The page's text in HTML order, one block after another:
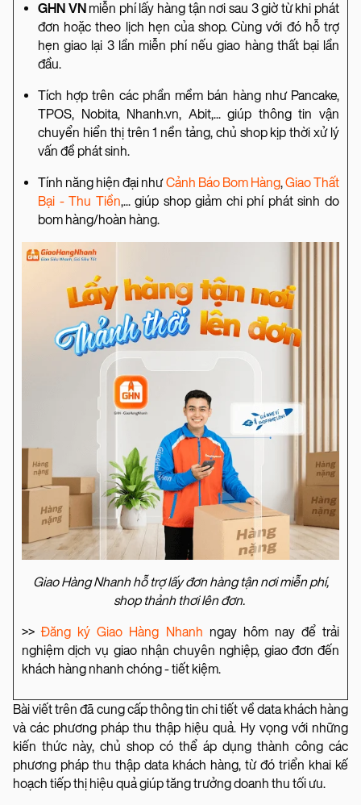
GHN VNmiễn phí lấy hàng tận nơi sau 3 giờ từ khi phát
đơn hoặc theo lịch hẹn của shop. Cùng với đó hỗ trợ
hẹn giao lại 3 lần miễn phí nếu giao hàng thất bại lần
đầu.
Tích hợp trên các phần mềm bán hàng như Pancake,
TPOS, Nobita, Nhanh.vn, Abit,... giúp thông tin vận
chuyển hiển thị trên 1 nền tảng, chủ shop kịp thời xử lý
vấn đề phát sinh.
Tính năng hiện đại nhưCảnh Báo Bom Hàng,Giao Thất
Bại - Thu Tiền,... giúp shop giảm chi phí phát sinh do
bom hàng/hoàn hàng.
Giao Hàng Nhanh hỗ trợ lấy đơn hàng tận nơi miễn phí,
shop thảnh thơi lên đơn.
>>Đăng ký Giao Hàng Nhanh ngay hôm nay để trải
nghiệm dịch vụ giao nhận chuyên nghiệp, giao đơn đến
khách hàng nhanh chóng - tiết kiệm.
Bài viết trên đã cung cấp thông tin chi tiết về data khách hàng
và các phương pháp thu thập hiệu quả. Hy vọng với những
kiến thức này, chủ shop có thể áp dụng thành công các
phương pháp thu thập data khách hàng, từ đó triển khai kế
hoạch tiếp thị hiệu quả giúp tăng trưởng doanh thu tối ưu.